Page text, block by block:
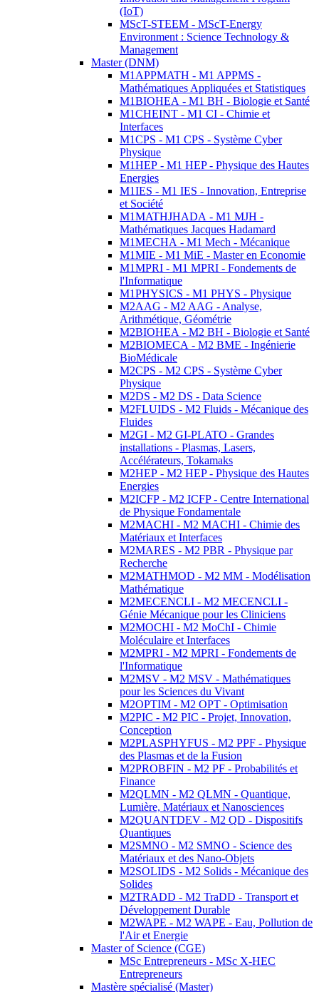
(IoT)
MScT-STEEM - MScT-Energy
Environment : Science Technology &
Management
Master (DNM)
M1APPMATH - M1 APPMS -
Mathématiques Appliquées et Statistiques
M1BIOHEA - M1 BH - Biologie et Santé
M1CHEINT - M1 CI - Chimie et
Interfaces
M1CPS - M1 CPS - Système Cyber
Physique
M1HEP - M1 HEP - Physique des Hautes
Energies
M1IES - M1 IES - Innovation, Entreprise
et Société
M1MATHJHADA - M1 MJH -
Mathématiques Jacques Hadamard
M1MECHA - M1 Mech - Mécanique
M1MIE - M1 MiE - Master en Economie
M1MPRI - M1 MPRI - Fondements de
l'Informatique
M1PHYSICS - M1 PHYS - Physique
M2AAG - M2 AAG - Analyse,
Arithmétique, Géométrie
M2BIOHEA - M2 BH - Biologie et Santé
M2BIOMECA - M2 BME - Ingénierie
BioMédicale
M2CPS - M2 CPS - Système Cyber
Physique
M2DS - M2 DS - Data Science
M2FLUIDS - M2 Fluids - Mécanique des
Fluides
M2GI - M2 GI-PLATO - Grandes
installations - Plasmas, Lasers,
Accélérateurs, Tokamaks
M2HEP - M2 HEP - Physique des Hautes
Energies
M2ICFP - M2 ICFP - Centre International
de Physique Fondamentale
M2MACHI - M2 MACHI - Chimie des
Matériaux et Interfaces
M2MARES - M2 PBR - Physique par
Recherche
M2MATHMOD - M2 MM - Modélisation
Mathématique
M2MECENCLI - M2 MECENCLI -
Génie Mécanique pour les Cliniciens
M2MOCHI - M2 MoChI - Chimie
Moléculaire et Interfaces
M2MPRI - M2 MPRI - Fondements de
l'Informatique
M2MSV - M2 MSV - Mathématiques
pour les Sciences du Vivant
M2OPTIM - M2 OPT - Optimisation
M2PIC - M2 PIC - Projet, Innovation,
Conception
M2PLASPHYFUS - M2 PPF - Physique
des Plasmas et de la Fusion
M2PROBFIN - M2 PF - Probabilités et
Finance
M2QLMN - M2 QLMN - Quantique,
Lumière, Matériaux et Nanosciences
M2QUANTDEV - M2 QD - Dispositifs
Quantiques
M2SMNO - M2 SMNO - Science des
Matériaux et des Nano-Objets
M2SOLIDS - M2 Solids - Mécanique des
Solides
M2TRADD - M2 TraDD - Transport et
Développement Durable
M2WAPE - M2 WAPE - Eau, Pollution de
l'Air et Energie
Master of Science (CGE)
MSc Entrepreneurs - MSc X-HEC
Entrepreneurs
Mastère spécialisé (Master)